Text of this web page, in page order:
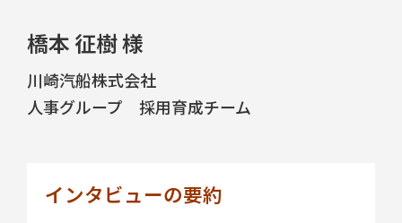
橋本 征樹 様
川崎汽船株式会社
人事グループ 採用育成チーム
インタビューの要約